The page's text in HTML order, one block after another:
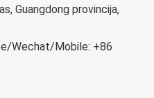
Guangdong provincija,
Wechat/Mobile: +86